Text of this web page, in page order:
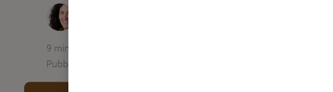
9 min
Pubblicato il 19.03.2025 ·